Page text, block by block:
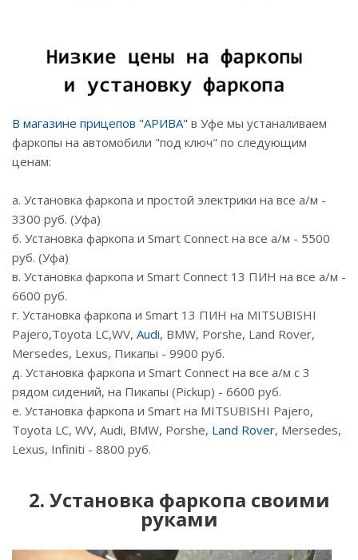
В магазине прицепов "АРИВА" в Уфе мы устаналиваем
фаркопы на автомобили "под ключ" по следующим
ценам:
а. Установка фаркопа и простой электрики на все а/м -
3300 руб. (Уфа)
б. Установка фаркопа и Smart Connect на все а/м - 5500
руб. (Уфа)
в. Установка фаркопа и Smart Connect 13 ПИН на все а/м -
6600 руб.
г. Установка фаркопа и Smart 13 ПИН на MITSUBISHI
Pajero,Toyota LС,WV, Audi, BMW, Porshe, Land Rover,
Mersedes, Lexus, Пикапы - 9900 руб.
д. Установка фаркопа и Smart Connect на все а/м с 3
рядом сидений, на Пикапы (Pickup) - 6600 руб.
е. Установка фаркопа и Smart на MITSUBISHI Pajero,
Toyota LС, WV, Audi, BMW, Porshe, Land Rover, Mersedes,
Lexus, Infiniti - 8800 руб.
2. Установка фаркопа своими
руками